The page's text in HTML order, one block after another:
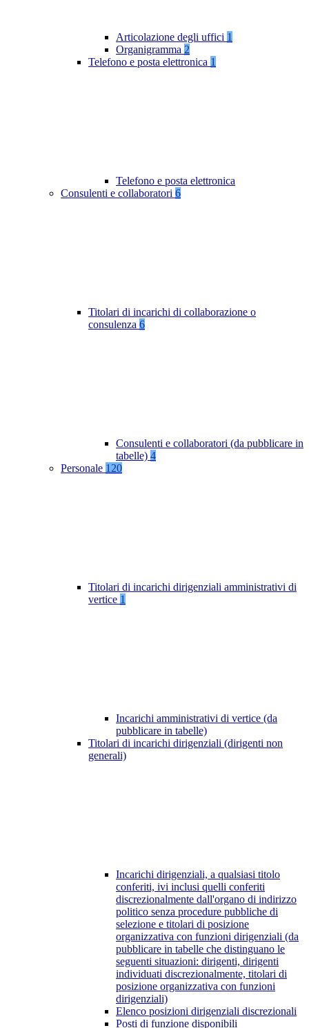
Articolazione degli uffici 1
Organigramma 2
Telefono e posta elettronica 1
Telefono e posta elettronica
Consulenti e collaboratori 6
Titolari di incarichi di collaborazione o
consulenza 6
Consulenti e collaboratori (da pubblicare in
tabelle) 4
Personale 120
Titolari di incarichi dirigenziali amministrativi di
vertice 1
Incarichi amministrativi di vertice (da
pubblicare in tabelle)
Titolari di incarichi dirigenziali (dirigenti non
generali)
Incarichi dirigenziali, a qualsiasi titolo
conferiti, ivi inclusi quelli conferiti
discrezionalmente dall'organo di indirizzo
politico senza procedure pubbliche di
selezione e titolari di posizione
organizzativa con funzioni dirigenziali (da
pubblicare in tabelle che distinguano le
seguenti situazioni: dirigenti, dirigenti
individuati discrezionalmente, titolari di
posizione organizzativa con funzioni
dirigenziali)
Elenco posizioni dirigenziali discrezionali
Posti di funzione disponibili